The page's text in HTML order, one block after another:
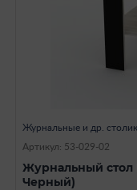
Журнальные и др.
Артикул: 53-029-02
Журнальный
Черный)